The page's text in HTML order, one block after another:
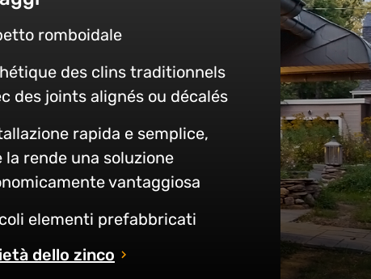
romboidale
des clins traditionnels
des joints alignés ou décalés
rapida e semplice,
la rende una soluzione
vantaggiosa
elementi prefabbricati
dello zinco